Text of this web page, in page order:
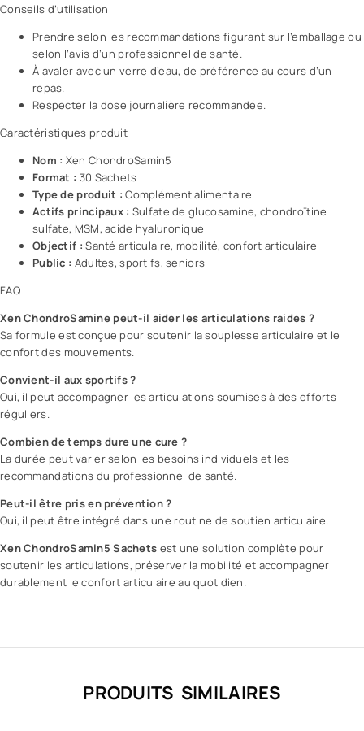
Conseils d’utilisation
Prendre selon les recommandations figurant sur l’emballage ou
selon l’avis d’un professionnel de santé.
À avaler avec un verre d’eau, de préférence au cours d’un
repas.
Respecter la dose journalière recommandée.
Caractéristiques produit
Nom : Xen ChondroSamin5
Format : 30 Sachets
Type de produit : Complément alimentaire
Actifs principaux : Sulfate de glucosamine, chondroïtine
sulfate, MSM, acide hyaluronique
Objectif : Santé articulaire, mobilité, confort articulaire
Public : Adultes, sportifs, seniors
FAQ
Xen ChondroSamine peut-il aider les articulations raides ?
Sa formule est conçue pour soutenir la souplesse articulaire et le
confort des mouvements.
Convient-il aux sportifs ?
Oui, il peut accompagner les articulations soumises à des efforts
réguliers.
Combien de temps dure une cure ?
La durée peut varier selon les besoins individuels et les
recommandations du professionnel de santé.
Peut-il être pris en prévention ?
Oui, il peut être intégré dans une routine de soutien articulaire.
Xen ChondroSamin5 Sachets est une solution complète pour
soutenir les articulations, préserver la mobilité et accompagner
durablement le confort articulaire au quotidien.
PRODUITS SIMILAIRES